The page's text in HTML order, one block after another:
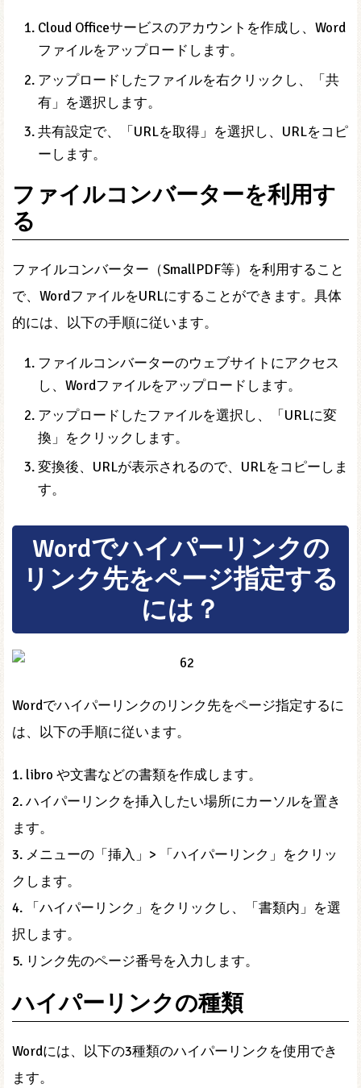
Cloud Officeサービスのアカウントを作成し、Word
ファイルをアップロードします。
アップロードしたファイルを右クリックし、「共
有」を選択します。
共有設定で、「URLを取得」を選択し、URLをコピ
ーします。
ファイルコンバーターを利用す
る
ファイルコンバーター（SmallPDF等）を利用すること
で、WordファイルをURLにすることができます。具体
的には、以下の手順に従います。
ファイルコンバーターのウェブサイトにアクセス
し、Wordファイルをアップロードします。
アップロードしたファイルを選択し、「URLに変
換」をクリックします。
変換後、URLが表示されるので、URLをコピーしま
す。
Wordでハイパーリンクの
リンク先をページ指定する
には？
Wordでハイパーリンクのリンク先をページ指定するに
は、以下の手順に従います。
1. libro や文書などの書類を作成します。
2. ハイパーリンクを挿入したい場所にカーソルを置き
ます。
3. メニューの「挿入」> 「ハイパーリンク」をクリッ
クします。
4. 「ハイパーリンク」をクリックし、「書類内」を選
択します。
5. リンク先のページ番号を入力します。
ハイパーリンクの種類
Wordには、以下の3種類のハイパーリンクを使用でき
ます。